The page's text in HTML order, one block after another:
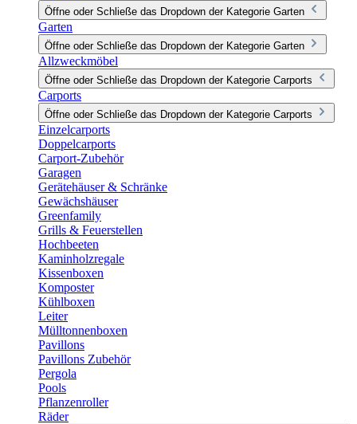
Öffne oder Schließe das Dropdown der Kategorie Garten
Garten
Öffne oder Schließe das Dropdown der Kategorie Garten
Allzweckmöbel
Öffne oder Schließe das Dropdown der Kategorie Carports
Carports
Öffne oder Schließe das Dropdown der Kategorie Carports
Einzelcarports
Doppelcarports
Carport-Zubehör
Garagen
Gerätehäuser & Schränke
Gewächshäuser
Greenfamily
Grills & Feuerstellen
Hochbeeten
Kaminholzregale
Kissenboxen
Komposter
Kühlboxen
Leiter
Mülltonnenboxen
Pavillons
Pavillons Zubehör
Pergola
Pools
Pflanzenroller
Räder